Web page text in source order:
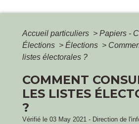
Accueil particuliers > Papiers -
Élections > Élections >
listes électorales ?
COMMENT
LES LISTES
?
Vérifié le 03 May 2021 - Direction de